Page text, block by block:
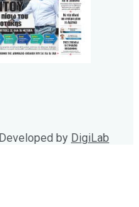
by DigiLab